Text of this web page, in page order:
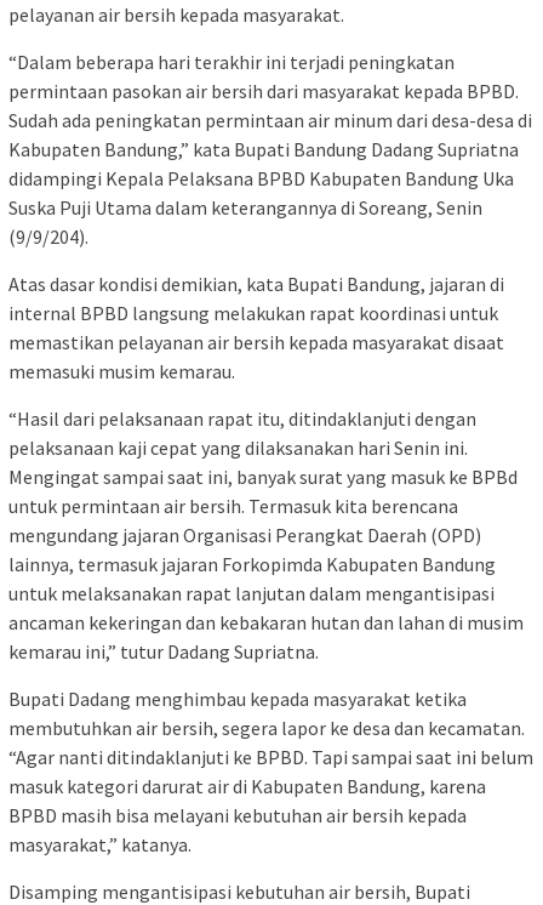
pelayanan air bersih kepada masyarakat.
“Dalam beberapa hari terakhir ini terjadi peningkatan
permintaan pasokan air bersih dari masyarakat kepada BPBD.
Sudah ada peningkatan permintaan air minum dari desa-desa di
Kabupaten Bandung,” kata Bupati Bandung Dadang Supriatna
didampingi Kepala Pelaksana BPBD Kabupaten Bandung Uka
Suska Puji Utama dalam keterangannya di Soreang, Senin
(9/9/204).
Atas dasar kondisi demikian, kata Bupati Bandung, jajaran di
internal BPBD langsung melakukan rapat koordinasi untuk
memastikan pelayanan air bersih kepada masyarakat disaat
memasuki musim kemarau.
“Hasil dari pelaksanaan rapat itu, ditindaklanjuti dengan
pelaksanaan kaji cepat yang dilaksanakan hari Senin ini.
Mengingat sampai saat ini, banyak surat yang masuk ke BPBd
untuk permintaan air bersih. Termasuk kita berencana
mengundang jajaran Organisasi Perangkat Daerah (OPD)
lainnya, termasuk jajaran Forkopimda Kabupaten Bandung
untuk melaksanakan rapat lanjutan dalam mengantisipasi
ancaman kekeringan dan kebakaran hutan dan lahan di musim
kemarau ini,” tutur Dadang Supriatna.
Bupati Dadang menghimbau kepada masyarakat ketika
membutuhkan air bersih, segera lapor ke desa dan kecamatan.
“Agar nanti ditindaklanjuti ke BPBD. Tapi sampai saat ini belum
masuk kategori darurat air di Kabupaten Bandung, karena
BPBD masih bisa melayani kebutuhan air bersih kepada
masyarakat,” katanya.
Disamping mengantisipasi kebutuhan air bersih, Bupati